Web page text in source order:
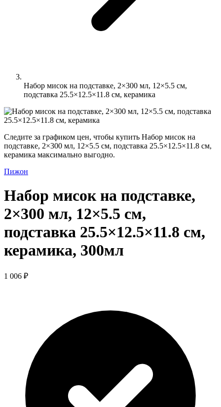
Набор мисок на подставке, 2×300 мл, 12×5.5 см,
подставка 25.5×12.5×11.8 см, керамика
Следите за графиком цен, чтобы купить Набор мисок на
подставке, 2×300 мл, 12×5.5 см, подставка 25.5×12.5×11.8 см,
керамика максимально выгодно.
Пижон
Набор мисок на подставке,
2×300 мл, 12×5.5 см,
подставка 25.5×12.5×11.8 см,
керамика, 300мл
1 006 ₽